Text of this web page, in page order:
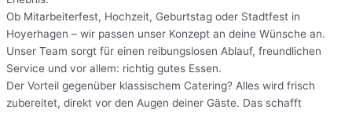
Ob Mitarbeiterfest, Hochzeit, Geburtstag oder Stadtfest in
Hoyerhagen – wir passen unser Konzept an deine Wünsche an.
Unser Team sorgt für einen reibungslosen Ablauf, freundlichen
Service und vor allem: richtig gutes Essen.
Der Vorteil gegenüber klassischem Catering? Alles wird frisch
zubereitet, direkt vor den Augen deiner Gäste. Das schafft